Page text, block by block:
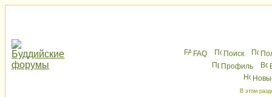
FAQ Поиск
Профиль
В этом